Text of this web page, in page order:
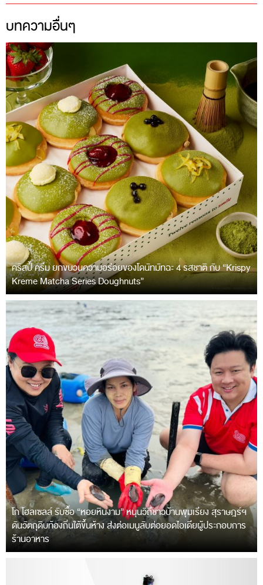
บทความอื่นๆ
คริสปี้ ครีม ยกขบวนความอร่อยของโดนัทมัทฉะ 4 รสชาติ กับ “Krispy
Kreme Matcha Series Doughnuts”
โก โฮลเซลล์ รับซื้อ “หอยหินงาม” หนุนวิถีชาวบ้านพุมเรียง สุราษฎร์ฯ
ดันวัตถุดิบท้องถิ่นใต้ขึ้นห้าง ส่งต่อเมนูลับต่อยอดไอเดียผู้ประกอบการ
ร้านอาหาร